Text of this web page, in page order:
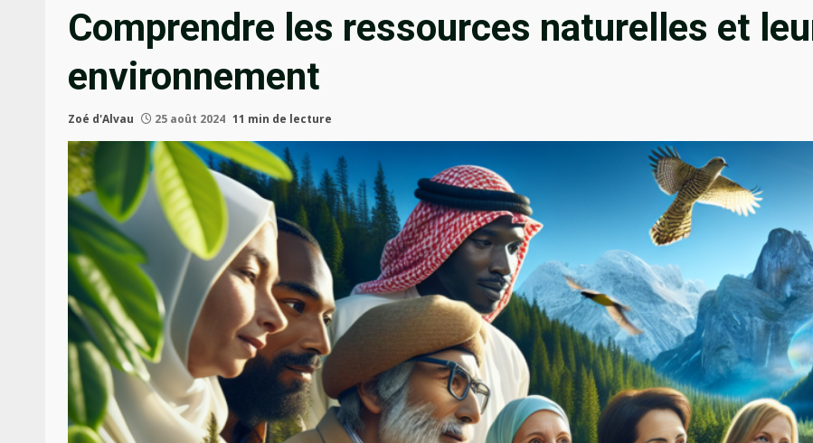
Comprendre les ressources naturelles et
environnement
Zoé d'Alvau 25 août 2024 11 min de lecture